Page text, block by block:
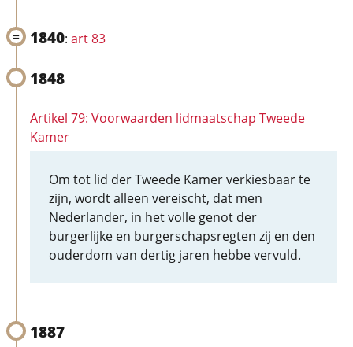
1840: art 83
1848
Artikel 79: Voorwaarden lidmaatschap Tweede
Kamer
Om tot lid der Tweede Kamer verkiesbaar te
zijn, wordt alleen vereischt, dat men
Nederlander, in het volle genot der
burgerlijke en burgerschapsregten zij en den
ouderdom van dertig jaren hebbe vervuld.
1887